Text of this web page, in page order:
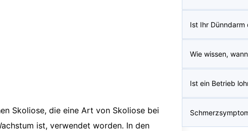
Skoliose, die eine Art von Skoliose bei
ist, verwendet worden. In den
Wie wissen,
Ist ein Betrieb